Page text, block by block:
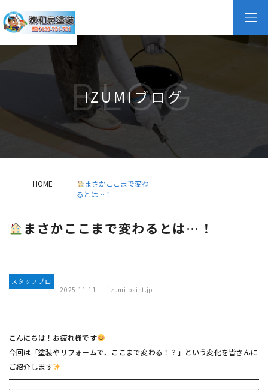
IZUMIブログ
BLOG
HOME
まさかここまで変わ
るとは…！
まさかここまで変わるとは…！
スタッフブロ
2025-11-11 izumi-paint.jp
こんにちは！お疲れ様です
今回は「塗装やリフォームで、ここまで変わる！？」という変化を皆さんに
ご紹介します